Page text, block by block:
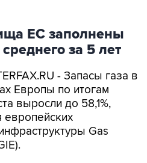
ЕС заполнены
за 5 лет
- Запасы газа в
Европы по итогам
выросли до 58,1%,
европейских
Gas